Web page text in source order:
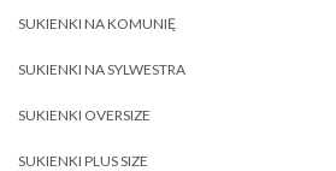
SUKIENKI NA KOMUNIĘ
SUKIENKI NA SYLWESTRA
SUKIENKI OVERSIZE
SUKIENKI PLUS SIZE